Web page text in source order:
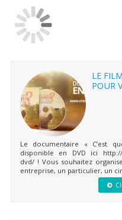
LE
POUR
Le documentaire « C’est
disponible en DVD ici http://
dvd/ ! Vous souhaitez
entreprise, un particulier, un